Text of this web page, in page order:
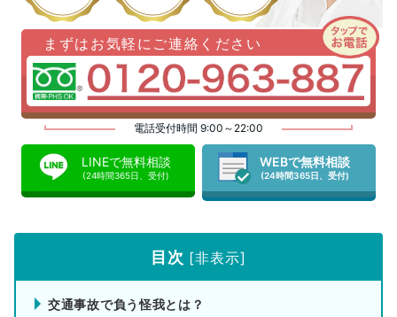
まずはお気軽にご連絡ください
電話受付時間 9:00～22:00
LINEで無料相談
(24時間365日、受付)
WEBで無料相談
(24時間365日、受付)
目次 [非表示]
交通事故で負う怪我とは？